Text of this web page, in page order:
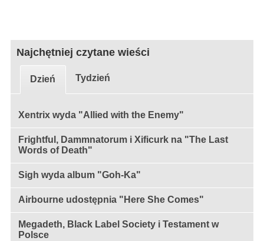
Najchętniej czytane wieści
Dzień Tydzień
Xentrix wyda "Allied with the Enemy"
Frightful, Dammnatorum i Xificurk na "The Last
Words of Death"
Sigh wyda album "Goh-Ka"
Airbourne udostępnia "Here She Comes"
Megadeth, Black Label Society i Testament w
Polsce